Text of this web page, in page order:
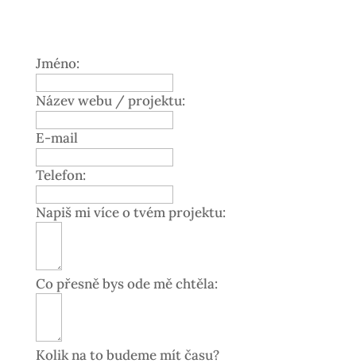
Jméno:
Název webu / projektu:
E-mail
Telefon:
Napiš mi více o tvém projektu:
Co přesně bys ode mě chtěla:
Kolik na to budeme mít času?